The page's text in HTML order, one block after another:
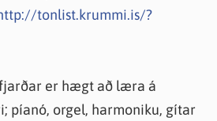
tonlist.krummi.is/?
er hægt að læra á
píanó, orgel, harmoniku, gítar